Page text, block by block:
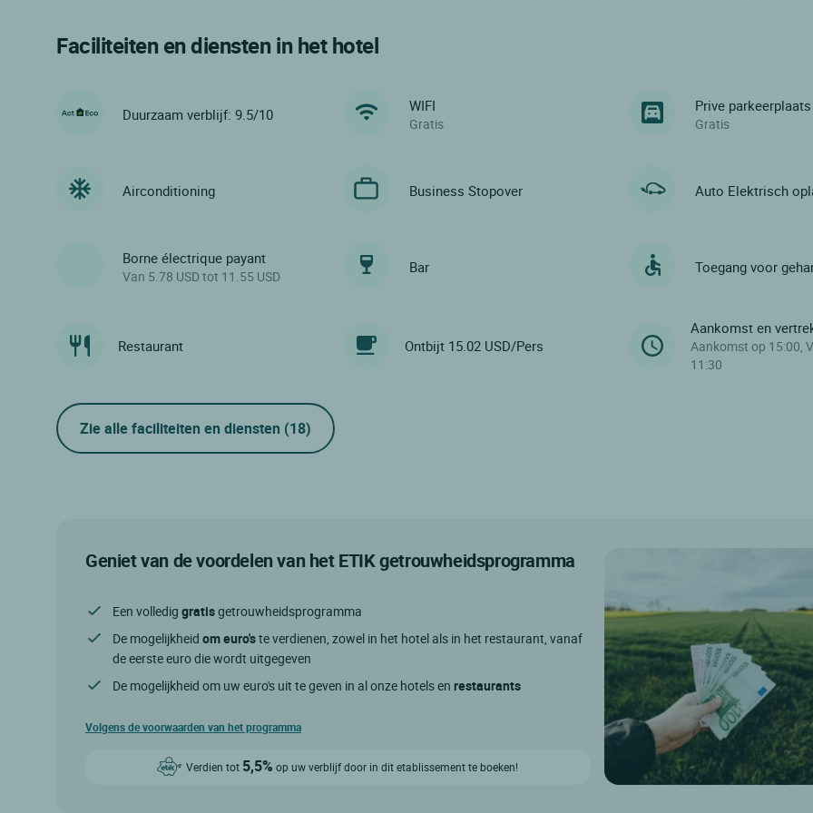
Faciliteiten en diensten in het hotel
Duurzaam verblijf: 9.5/10 WIFI
Gratis
Prive parkeerplaats
Gratis
Airconditioning Business Stopover Auto Elektrisch
Borne électrique payant
Van 5.78 USD tot 11.55 USD
Bar Toegang voor
Restaurant Ontbijt 15.02 USD/Pers
Aankomst en
Aankomst op 15:00,
11:30
Zie alle faciliteiten en diensten (18)
Geniet van de voordelen van het ETIK getrouwheidsprogramma
Een volledig gratisgetrouwheidsprogramma
De mogelijkheid om euro'ste verdienen, zowel in het hotel als in het restaurant, vanaf
de eerste euro die wordt uitgegeven
De mogelijkheid om uw euro's uit te geven in al onze hotels en restaurants
Volgens de voorwaarden van het programma
Verdien tot 5,5% op uw verblijf door in dit etablissement te boeken!